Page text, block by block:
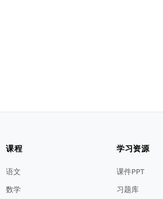
课程
语文
数学
学习资源
课件PPT
习题库